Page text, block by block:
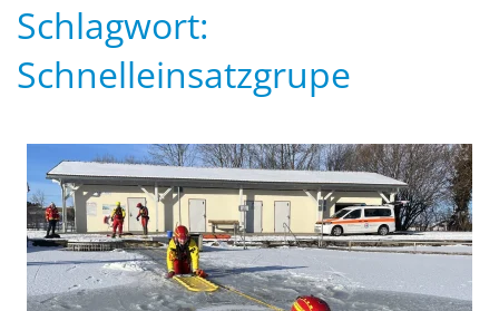
Schlagwort:
Schnelleinsatzgrupe